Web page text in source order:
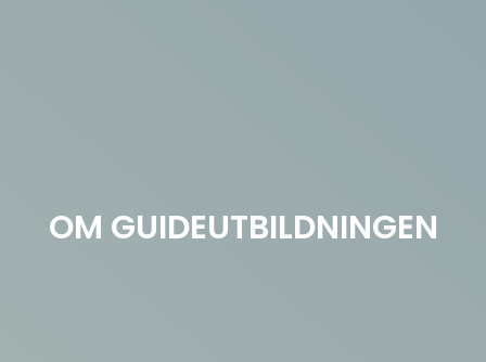
OM GUIDEUTBILDNINGEN